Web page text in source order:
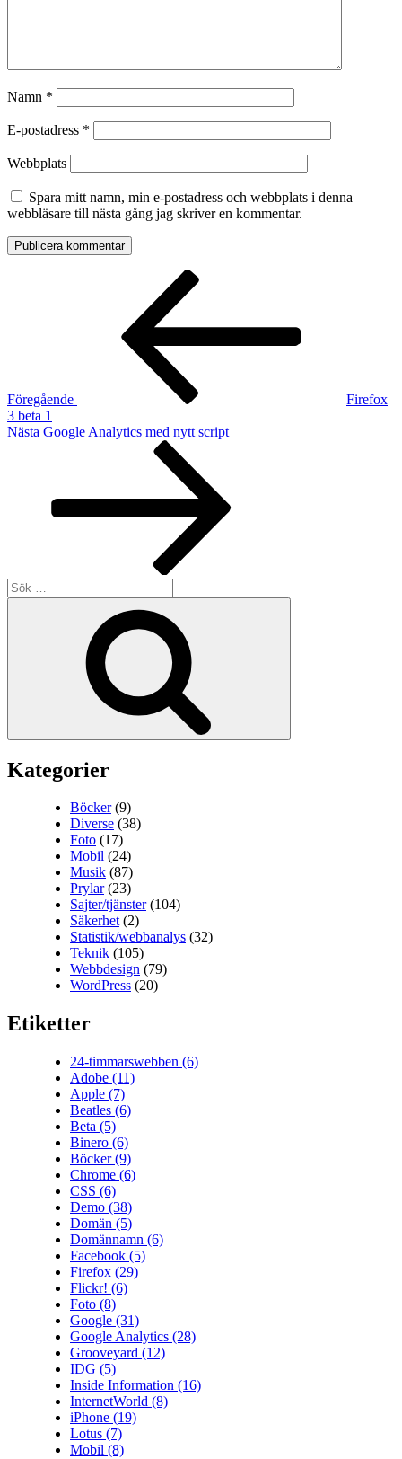
Namn *
E-postadress *
Webbplats
Spara mitt namn, min e-postadress och webbplats i denna
webbläsare till nästa gång jag skriver en kommentar.
Inläggsnavigering
Föregående
Firefox
3 beta 1
Nästa
Nästa Google Analytics med nytt script
Sök
efter:
Kategorier
Böcker(9)
Diverse (38)
Foto (17)
Mobil (24)
Musik (87)
Prylar(23)
Sajter/tjänster(104)
Säkerhet(2)
Statistik/webbanalys (32)
Teknik (105)
Webbdesign (79)
WordPress (20)
Etiketter
24-timmarswebben (6)
Adobe (11)
Apple (7)
Beatles (6)
Beta (5)
Binero (6)
Böcker(9)
Chrome (6)
CSS (6)
Demo (38)
Domän (5)
Domännamn (6)
Facebook (5)
Firefox (29)
Flickr! (6)
Foto (8)
Google (31)
Google Analytics (28)
Grooveyard (12)
IDG (5)
Inside Information (16)
InternetWorld (8)
iPhone (19)
Lotus (7)
Mobil (8)